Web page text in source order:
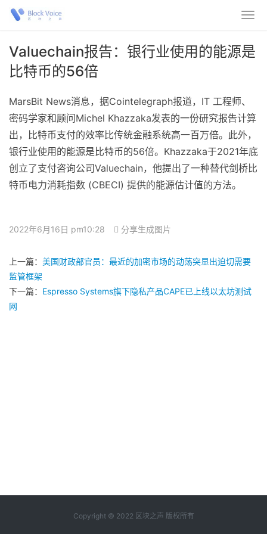
Valuechain报告：银行业使用的能源是
比特币的56倍
MarsBit News消息，据Cointelegraph报道，IT 工程师、
密码学家和顾问Michel Khazzaka发表的一份研究报告计算
出，比特币支付的效率比传统金融系统高一百万倍。此外，
银行业使用的能源是比特币的56倍。Khazzaka于2021年底
创立了支付咨询公司Valuechain，他提出了一种替代剑桥比
特币电力消耗指数 (CBECI) 提供的能源估计值的方法。
2022年6月16日 pm10:28 分享生成图片
上一篇： 美国财政部官员：最近的加密市场的动荡突显出迫切需要
监管框架
下一篇： Espresso Systems旗下隐私产品CAPE已上线以太坊测试
网
Copyright © 2022 区块之声 版权所有